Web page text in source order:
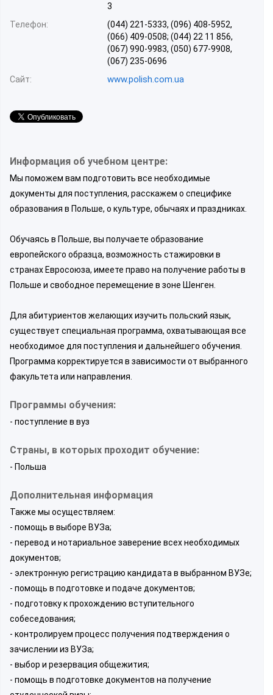
3
Телефон:
(044) 221-5333, (096) 408-5952,
(066) 409-0508; (044) 22 11 856,
(067) 990-9983, (050) 677-9908,
(067) 235-0696
Сайт:
www.polish.com.ua
Информация об учебном центре:
Мы поможем вам подготовить все необходимые
документы для поступления, расскажем о специфике
образования в Польше, о культуре, обычаях и праздниках.
Обучаясь в Польше, вы получаете образование
европейского образца, возможность стажировки в
странах Евросоюза, имеете право на получение работы в
Польше и свободное перемещение в зоне Шенген.
Для абитуриентов желающих изучить польский язык,
существует специальная программа, охватывающая все
необходимое для поступления и дальнейшего обучения.
Программа корректируется в зависимости от выбранного
факультета или направления.
Программы обучения:
- поступление в вуз
Страны, в которых проходит обучение:
- Польша
Дополнительная информация
Также мы осуществляем:
- помощь в выборе ВУЗа;
- перевод и нотариальное заверение всех необходимых
документов;
- электронную регистрацию кандидата в выбранном ВУЗе;
- помощь в подготовке и подаче документов;
- подготовку к прохождению вступительного
собеседования;
- контролируем процесс получения подтверждения о
зачислении из ВУЗа;
- выбор и резервация общежития;
- помощь в подготовке документов на получение